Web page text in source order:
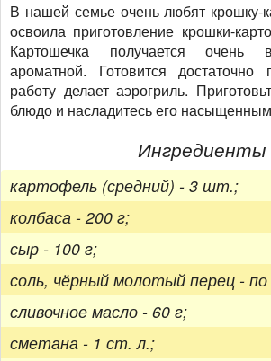
В нашей семье очень любят крошку-
освоила приготовление крошки-
Картошечка получается очень
ароматной. Готовится достаточно
работу делает аэрогриль.
блюдо и насладитесь его
Ингредиенты
картофель (средний) - 3 шт.;
колбаса - 200 г;
сыр - 100 г;
соль, чёрный молотый перец - по
сливочное масло - 60 г;
сметана - 1 ст. л.;